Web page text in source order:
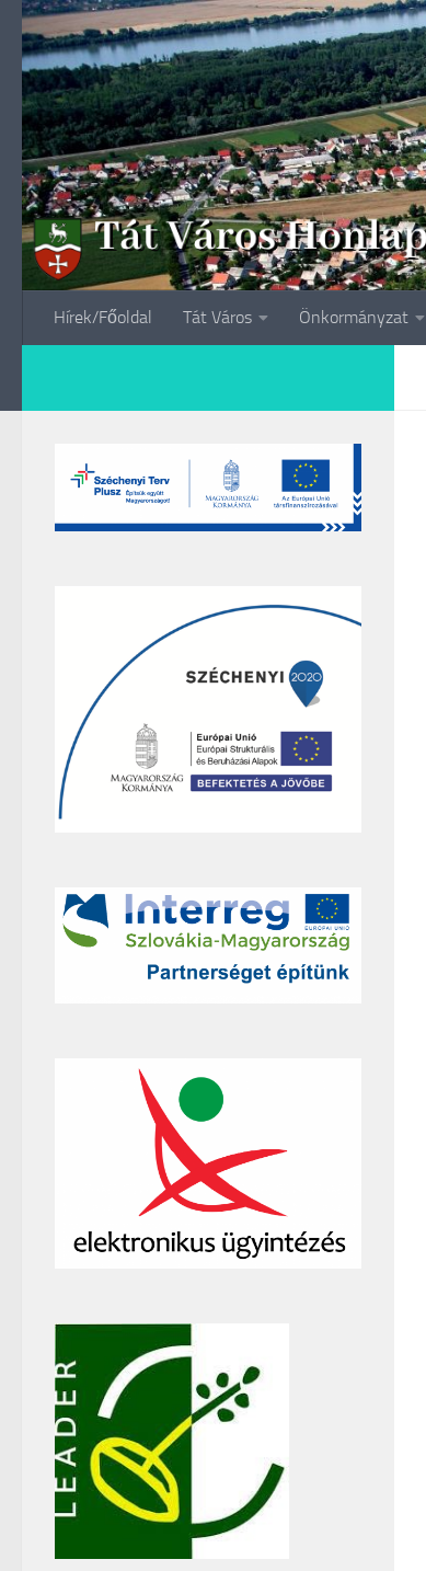
Skip to content
Hírek/Főoldal Tát Város Önkormányzat